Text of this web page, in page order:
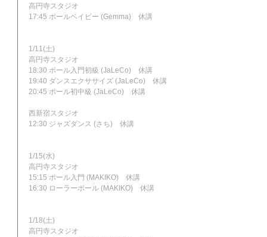
高円寺スタジオ
17:45 ポールベイビー (Gemma)　休講
1/11(土)
高円寺スタジオ
18:30 ポール入門初級 (JaLeCo)　休講
19:40 ダンスエクササイズ (JaLeCo)　休講
20:45 ポール初中級 (JaLeCo)　休講
西新宿スタジオ
12:30 ジャズダンス (さち)　休講
1/15(水)
高円寺スタジオ
15:15 ポール入門 (MAKIKO)　休講
16:30 ローラーポール (MAKIKO)　休講
1/18(土)
高円寺スタジオ